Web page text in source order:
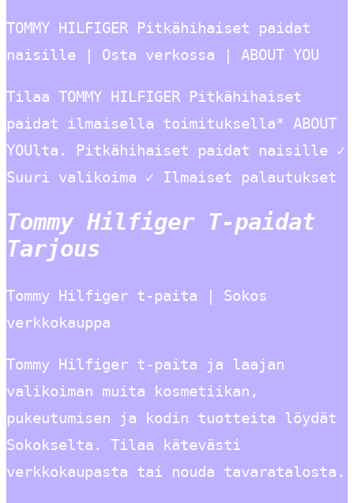
TOMMY HILFIGER Pitkähihaiset paidat
naisille | Osta verkossa | ABOUT YOU
Tilaa TOMMY HILFIGER Pitkähihaiset
paidat ilmaisella toimituksella* ABOUT
YOUlta. Pitkähihaiset paidat naisille ✓
Suuri valikoima ✓ Ilmaiset palautukset
Tommy Hilfiger T-paidat
Tarjous
Tommy Hilfiger t-paita | Sokos
verkkokauppa
Tommy Hilfiger t-paita ja laajan
valikoiman muita kosmetiikan,
pukeutumisen ja kodin tuotteita löydät
Sokokselta. Tilaa kätevästi
verkkokaupasta tai nouda tavaratalosta.